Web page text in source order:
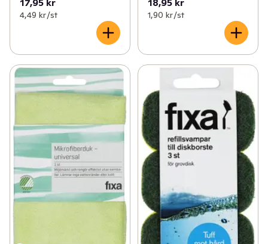
17,95 kr
4,49 kr /st
18,95 kr
1,90 kr /st